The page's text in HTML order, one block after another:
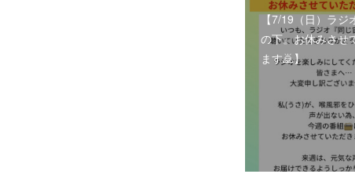
【7/19（日）ラジ
の下』お休みさせ
ます🙇】